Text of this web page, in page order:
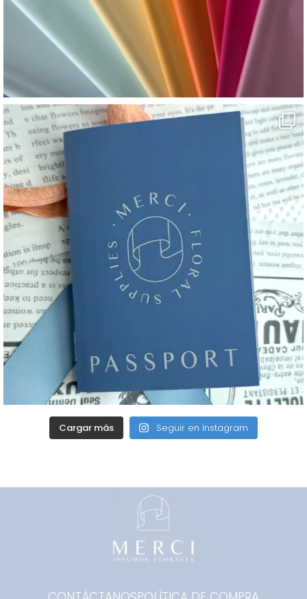
Cargar más Seguir en Instagram